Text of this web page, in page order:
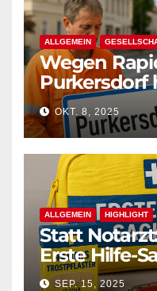
ALLGEMEIN
Wegen
Purkersdorf
West“
OKT. 8, 2025
ALLGEMEIN HIGHLIGHT
Statt
Erste Hilfe-
SEP. 15, 2025